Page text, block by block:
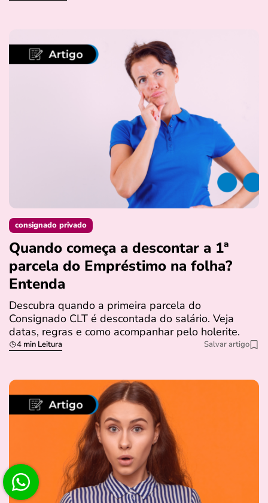
consignado privado
Quando começa a descontar a 1ª
parcela do Empréstimo na folha?
Entenda
Descubra quando a primeira parcela do
Consignado CLT é descontada do salário. Veja
datas, regras e como acompanhar pelo holerite.
4 min Leitura Salvar artigo